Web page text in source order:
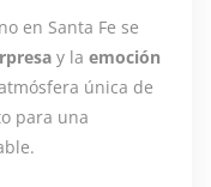
en Santa Fe se
y la emoción
única de
para una